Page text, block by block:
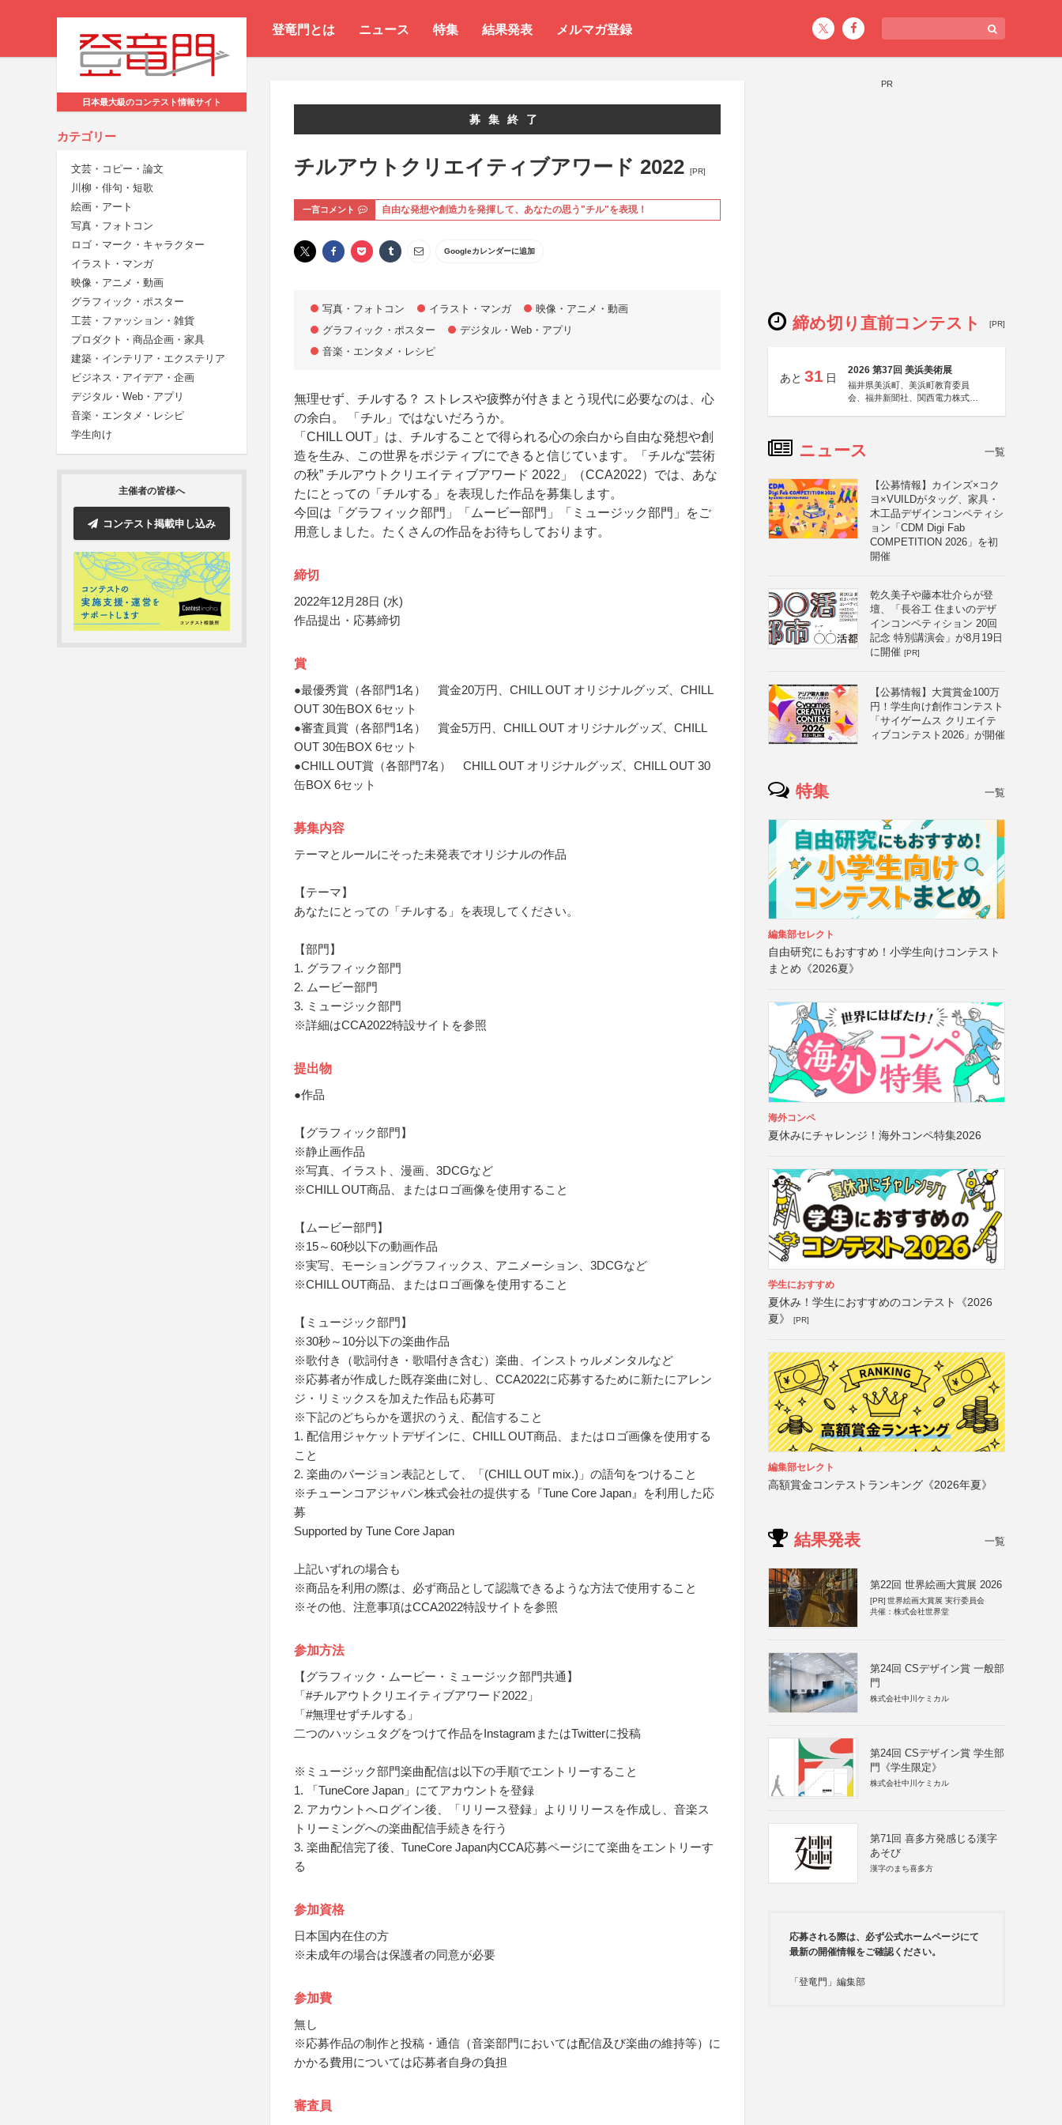
登竜門とは ニュース 特集 結果発表 メルマガ登録
日本最大級のコンテスト情報サイト
カテゴリー
文芸・コピー・論文
川柳・俳句・短歌
絵画・アート
写真・フォトコン
ロゴ・マーク・キャラクター
イラスト・マンガ
映像・アニメ・動画
グラフィック・ポスター
工芸・ファッション・雑貨
プロダクト・商品企画・家具
建築・インテリア・エクステリア
ビジネス・アイデア・企画
デジタル・Web・アプリ
音楽・エンタメ・レシピ
学生向け
主催者の皆様へ
コンテスト掲載申し込み
募集終了
チルアウトクリエイティブアワード 2022 [PR]
一言コメント 自由な発想や創造力を発揮して、あなたの思う"チル"を表現！
Googleカレンダーに追加
写真・フォトコン イラスト・マンガ
映像・アニメ・動画
グラフィック・ポスター
デジタル・Web・アプリ
音楽・エンタメ・レシピ
無理せず、チルする？ ストレスや疲弊が付きまとう現代に必要なのは、心
の余白。 「チル」ではないだろうか。
「CHILL OUT」は、チルすることで得られる心の余白から自由な発想や創
造を生み、この世界をポジティブにできると信じています。「チルな“芸術
の秋” チルアウトクリエイティブアワード 2022」（CCA2022）では、あな
たにとっての「チルする」を表現した作品を募集します。
今回は「グラフィック部門」「ムービー部門」「ミュージック部門」をご
用意しました。たくさんの作品をお待ちしております。
締切
2022年12月28日 (水)
作品提出・応募締切
賞
●最優秀賞（各部門1名） 賞金20万円、CHILL OUT オリジナルグッズ、CHILL
OUT 30缶BOX 6セット
●審査員賞（各部門1名） 賞金5万円、CHILL OUT オリジナルグッズ、CHILL
OUT 30缶BOX 6セット
●CHILL OUT賞（各部門7名） CHILL OUT オリジナルグッズ、CHILL OUT 30
缶BOX 6セット
募集内容
テーマとルールにそった未発表でオリジナルの作品
【テーマ】
あなたにとっての「チルする」を表現してください。
【部門】
1. グラフィック部門
2. ムービー部門
3. ミュージック部門
※詳細はCCA2022特設サイトを参照
提出物
●作品
【グラフィック部門】
※静止画作品
※写真、イラスト、漫画、3DCGなど
※CHILL OUT商品、またはロゴ画像を使用すること
【ムービー部門】
※15～60秒以下の動画作品
※実写、モーショングラフィックス、アニメーション、3DCGなど
※CHILL OUT商品、またはロゴ画像を使用すること
【ミュージック部門】
※30秒～10分以下の楽曲作品
※歌付き（歌詞付き・歌唱付き含む）楽曲、インストゥルメンタルなど
※応募者が作成した既存楽曲に対し、CCA2022に応募するために新たにアレン
ジ・リミックスを加えた作品も応募可
※下記のどちらかを選択のうえ、配信すること
1. 配信用ジャケットデザインに、CHILL OUT商品、またはロゴ画像を使用する
こと
2. 楽曲のバージョン表記として、「(CHILL OUT mix.)」の語句をつけること
※チューンコアジャパン株式会社の提供する『Tune Core Japan』を利用した応
募
Supported by Tune Core Japan
上記いずれの場合も
※商品を利用の際は、必ず商品として認識できるような方法で使用すること
※その他、注意事項はCCA2022特設サイトを参照
参加方法
【グラフィック・ムービー・ミュージック部門共通】
「#チルアウトクリエイティブアワード2022」
「#無理せずチルする」
二つのハッシュタグをつけて作品をInstagramまたはTwitterに投稿
※ミュージック部門楽曲配信は以下の手順でエントリーすること
1. 「TuneCore Japan」にてアカウントを登録
2. アカウントへログイン後、「リリース登録」よりリリースを作成し、音楽ス
トリーミングへの楽曲配信手続きを行う
3. 楽曲配信完了後、TuneCore Japan内CCA応募ページにて楽曲をエントリーす
る
参加資格
日本国内在住の方
※未成年の場合は保護者の同意が必要
参加費
無し
※応募作品の制作と投稿・通信（音楽部門においては配信及び楽曲の維持等）に
かかる費用については応募者自身の負担
審査員
PR
締め切り直前コンテスト [PR]
あと 31 日
2026 第37回 美浜美術展
福井県美浜町、美浜町教育委員
会、福井新聞社、関西電力株式会
ニュース 一覧
【公募情報】カインズ×コク
ヨ×VUILDがタッグ、家具・
木工品デザインコンペティシ
ョン「CDM Digi Fab
COMPETITION 2026」を初
開催
乾久美子や藤本壮介らが登
壇、「長谷工 住まいのデザ
インコンペティション 20回
記念 特別講演会」が8月19日
に開催 [PR]
【公募情報】大賞賞金100万
円！学生向け創作コンテスト
「サイゲームス クリエイテ
ィブコンテスト2026」が開催
特集 一覧
編集部セレクト
自由研究にもおすすめ！小学生向けコンテスト
まとめ《2026夏》
海外コンペ
夏休みにチャレンジ！海外コンペ特集2026
学生におすすめ
夏休み！学生におすすめのコンテスト《2026
夏》
[PR]
編集部セレクト
高額賞金コンテストランキング《2026年夏》
結果発表 一覧
第22回 世界絵画大賞展 2026
[PR] 世界絵画大賞展 実行委員会
共催：株式会社世界堂
第24回 CSデザイン賞 一般部
門
株式会社中川ケミカル
第24回 CSデザイン賞 学生部
門《学生限定》
株式会社中川ケミカル
第71回 喜多方発感じる漢字
あそび
漢字のまち喜多方
応募される際は、必ず公式ホームページにて
最新の開催情報をご確認ください。
「登竜門」編集部